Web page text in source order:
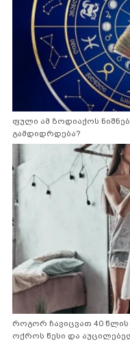
ფული ამ ზოდიაქოს
გამდიდრდება?
როგორ ჩავიცვათ 40 წლის
ოქროს წესი და